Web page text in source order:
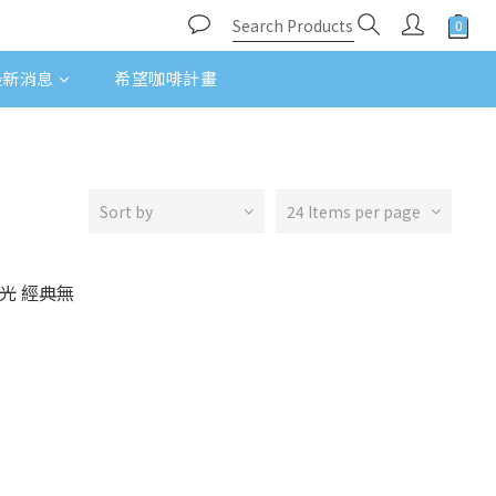
消息 希望咖啡計畫
Sort by 24 Items per page